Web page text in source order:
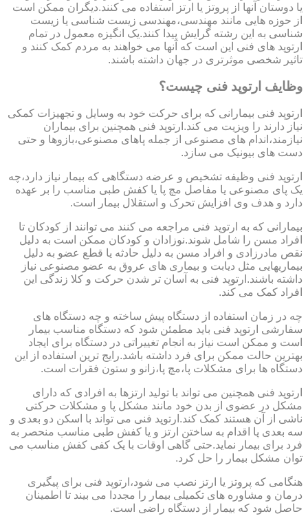
یا دوستان آنها از پروتز یا ارتز استفاده می کنند.دیگران ممکن است
از حوزه هایی مانند مهندسی،مهندسی زیست شناسی یا زیست
شناسی به این رشته گرایش پیدا کنند.یک انگیزه معمول در تمام
ارتوپد های فنی این است که آنها می خواهند به مردم کمک کنند و
تاثیر شخصی موثرتری در جهان داشته باشند.
وظایف ارتوپد فنی چیست؟
ارتوپد فنی بیمارانی که برای حرکت خود به وسایل و تجهیزات کمکی
نیاز دارند را ویزیت می کند.ارتوپد فنی همچنین برای بیماران
نیازمند،اندام های مصنوعی از جمله پاهای مصنوعی،بازوها و حتی
دست های بیونیک می سازد.
ارتوپد فنی وظیفه تشخیص و عرضه دستگاهی که بیمار نیاز دارد،چه
یک پای مصنوعی یا مفاصل مچ پا یا کفش طبی مناسب را بر عهده
دارد و هدف وی افزایش تحرک و استقلال بیمار است.
بیمارانی که به ارتوپد فنی مراجعه می کنند می توانند از کودکان تا
افراد مسن را شامل شوند.نوزادان و کودکان ممکن است به دلیل
نقص مادرزادی و افراد مسن به دلیل حادثه یا قطع عضو به دلیل
بیماریهایی مثل دیابت و بیماری های عروق به عضو مصنوعی نیاز
داشته باشند.ارتوپد فنی به آسان تر شدن حرکت و کلا زندگی این
افراد کمک می کند.
چه در زمان استفاده از دستگاه پیش ساخته و چه دستگاه های
سفارشی ارتوپد فنی باید مطمئن شود که دستگاه مناسب بیمار
است و ممکن است نیاز به انجام تغییراتی در دستگاه برای ایجاد
بهترین حالت ممکن برای فرد داشته باشد.رایج ترین استفاده از این
دستگاه ها برای مشکلات پا،مچ پا،زانو و ستون فقرات است.
ارتوپد فنی همچنین می تواند با تولید ارتزها به افرادی که دارای
مشکل در عضوی از بدن خود مانند مشکل پا و مشکلات حرکتی
ناشی از آن هستند کمک کند.ارتوپد فنی می تواند با اسکن دو بعدی و
سه بعدی پا اقدام به ساختن ارتز و یا کفش طبی مناسب منحصر به
فرد برای بیمار نماید.حتی گاهی اوقات با یک کفی کفش مناسب می
توان مشکل بیمار را حل کرد.
هنگامی که پروتز یا ارتز نصب می شود،ارتوپد فنی برای پیگیری
درمان و مشاوره های تکمیلی بیمار را مجددا می بیند تا اطمینان
حاصل شود که بیمار از دستگاه راضی است.